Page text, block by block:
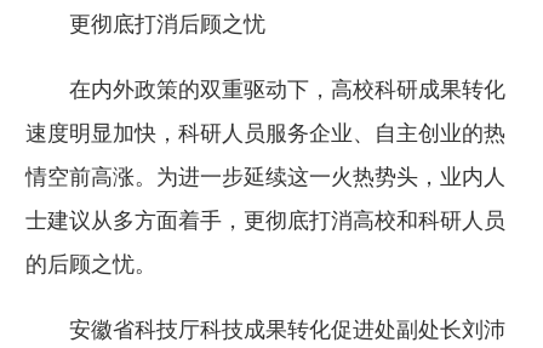
更彻底打消后顾之忧
在内外政策的双重驱动下，高校科研成果转化
速度明显加快，科研人员服务企业、自主创业的热
情空前高涨。为进一步延续这一火热势头，业内人
士建议从多方面着手，更彻底打消高校和科研人员
的后顾之忧。
安徽省科技厅科技成果转化促进处副处长刘沛